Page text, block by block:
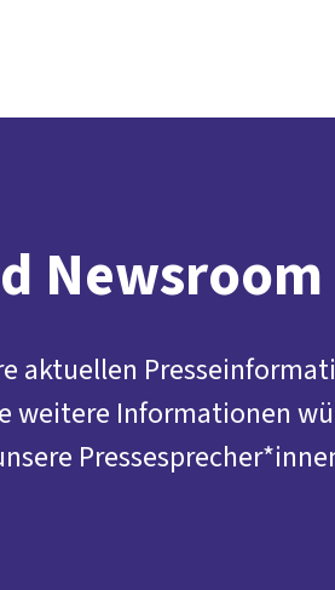
Newsroom
aktuellen
weitere Informationen